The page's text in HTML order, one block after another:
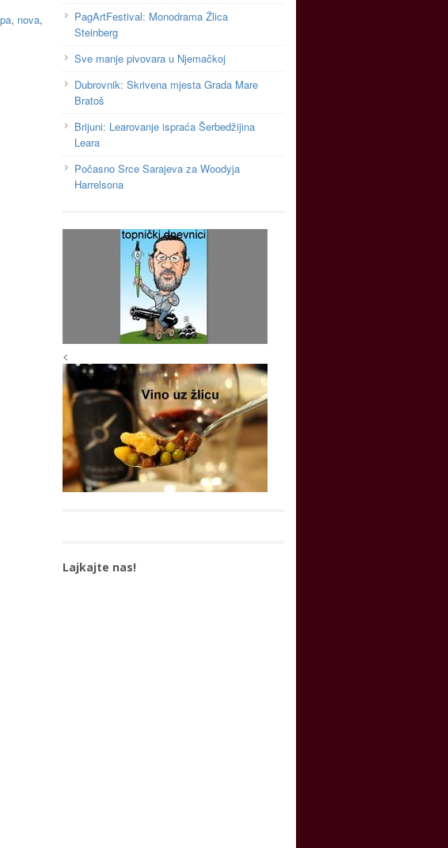
, nova,
PagArtFestival: Monodrama Žlica
Steinberg
Sve manje pivovara u Njemačkoj
Dubrovnik: Skrivena mjesta Grada Mare
Bratoš
Brijuni: Learovanje ispraća Šerbedžijina
Leara
Počasno Srce Sarajeva za Woodyja
Harrelsona
<
Lajkajte nas!